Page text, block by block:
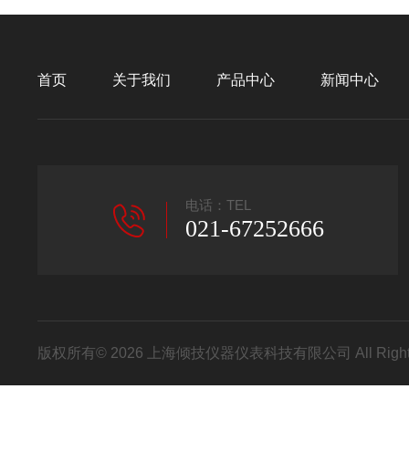
首页 关于我们 产品中心 新闻中心
电话：TEL
021-67252666
版权所有© 2026 上海倾技仪器仪表科技有限公司 All